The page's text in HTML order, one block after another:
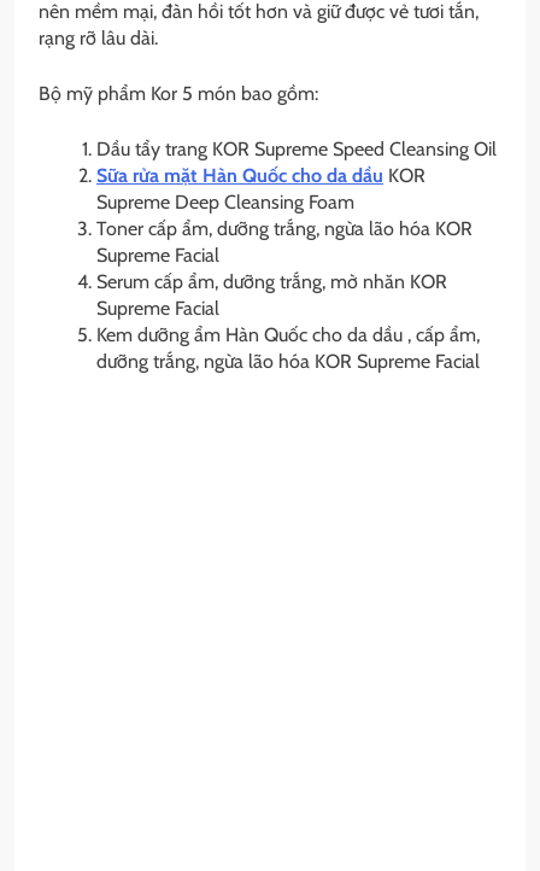
nên mềm mại, đàn hồi tốt hơn và giữ được vẻ tươi tắn,
rạng rỡ lâu dài.
Bộ mỹ phẩm Kor 5 món bao gồm:
Dầu tẩy trang KOR Supreme Speed Cleansing Oil
Sữa rửa mặt Hàn Quốc cho da dầu KOR
Supreme Deep Cleansing Foam
Toner cấp ẩm, dưỡng trắng, ngừa lão hóa KOR
Supreme Facial
Serum cấp ẩm, dưỡng trắng, mờ nhăn KOR
Supreme Facial
Kem dưỡng ẩm Hàn Quốc cho da dầu , cấp ẩm,
dưỡng trắng, ngừa lão hóa KOR Supreme Facial